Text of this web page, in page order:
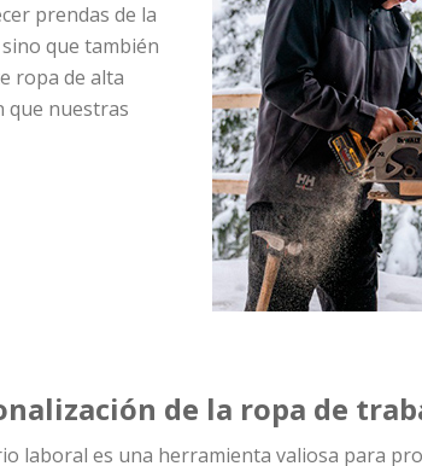
prendas de la
que también
ropa de alta
que nuestras
de la ropa de
laboral es una herramienta valiosa para